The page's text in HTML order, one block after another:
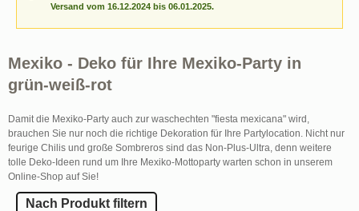
Versand vom 16.12.2024 bis 06.01.2025.
Mexiko - Deko für Ihre Mexiko-Party in
grün-weiß-rot
Damit die Mexiko-Party auch zur waschechten "fiesta mexicana" wird,
brauchen Sie nur noch die richtige Dekoration für Ihre Partylocation. Nicht nur
feurige Chilis und große Sombreros sind das Non-Plus-Ultra, denn weitere
tolle Deko-Ideen rund um Ihre Mexiko-Mottoparty warten schon in unserem
Online-Shop auf Sie!
Nach Produkt filtern